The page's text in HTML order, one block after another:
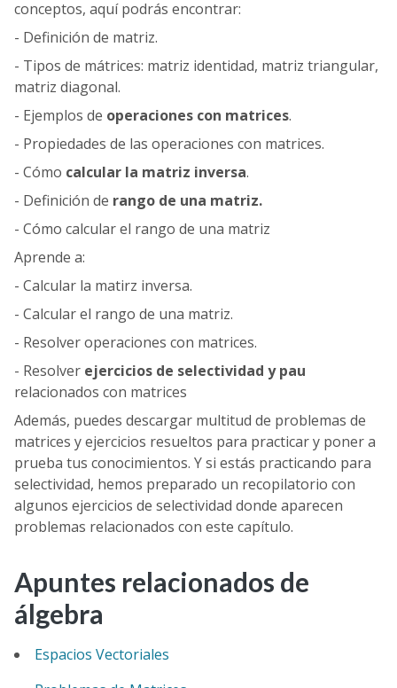
conceptos, aquí podrás encontrar:
- Definición de matriz.
- Tipos de mátrices: matriz identidad, matriz triangular,
matriz diagonal.
- Ejemplos de operaciones con matrices.
- Propiedades de las operaciones con matrices.
- Cómo calcular la matriz inversa.
- Definición de rango de una matriz.
- Cómo calcular el rango de una matriz
Aprende a:
- Calcular la matirz inversa.
- Calcular el rango de una matriz.
- Resolver operaciones con matrices.
- Resolver ejercicios de selectividad y pau
relacionados con matrices
Además, puedes descargar multitud de problemas de
matrices y ejercicios resueltos para practicar y poner a
prueba tus conocimientos. Y si estás practicando para
selectividad, hemos preparado un recopilatorio con
algunos ejercicios de selectividad donde aparecen
problemas relacionados con este capítulo.
Apuntes relacionados de
álgebra
Espacios Vectoriales